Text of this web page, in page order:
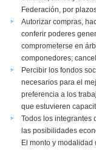
Federación, por
Autorizar compras,
conferir poderes
comprometerse en
componedores;
Percibir los fondos
necesarios para el
preferencia a los
que estuvieren
Todos los integrantes
las posibilidades
El monto y